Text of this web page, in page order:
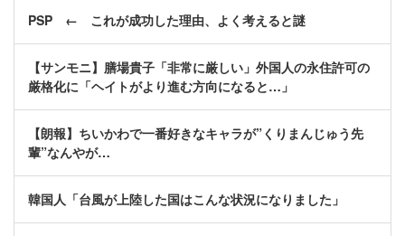
PSP ← これが成功した理由、よく考えると謎
【サンモニ】膳場貴子「非常に厳しい」外国人の永住許可の
厳格化に「ヘイトがより進む方向になると…」
【朗報】ちいかわで一番好きなキャラが”くりまんじゅう先
輩”なんやが…
韓国人「台風が上陸した国はこんな状況になりました」